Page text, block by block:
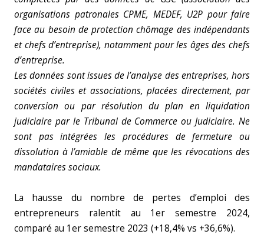
organisations patronales CPME, MEDEF, U2P pour faire
face au besoin de protection chômage des indépendants
et chefs d’entreprise), notamment pour les âges des chefs
d’entreprise.
Les données sont issues de l’analyse des entreprises, hors
sociétés civiles et associations, placées directement, par
conversion ou par résolution du plan en liquidation
judiciaire par le Tribunal de Commerce ou Judiciaire. Ne
sont pas intégrées les procédures de fermeture ou
dissolution à l’amiable de même que les révocations des
mandataires sociaux.
La hausse du nombre de pertes d’emploi des
entrepreneurs ralentit au 1er semestre 2024,
comparé au 1er semestre 2023 (+18,4% vs +36,6%).